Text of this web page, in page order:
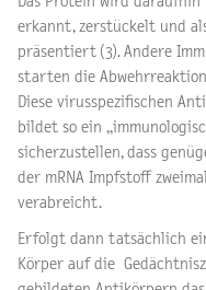
erkannt, zerstückelt und
präsentiert (3). Andere
starten die
Diese virusspezifischen
bildet so ein
sicherzustellen, dass
der mRNA Impfstoff
verabreicht.
Erfolgt dann tatsächlich
Körper auf die